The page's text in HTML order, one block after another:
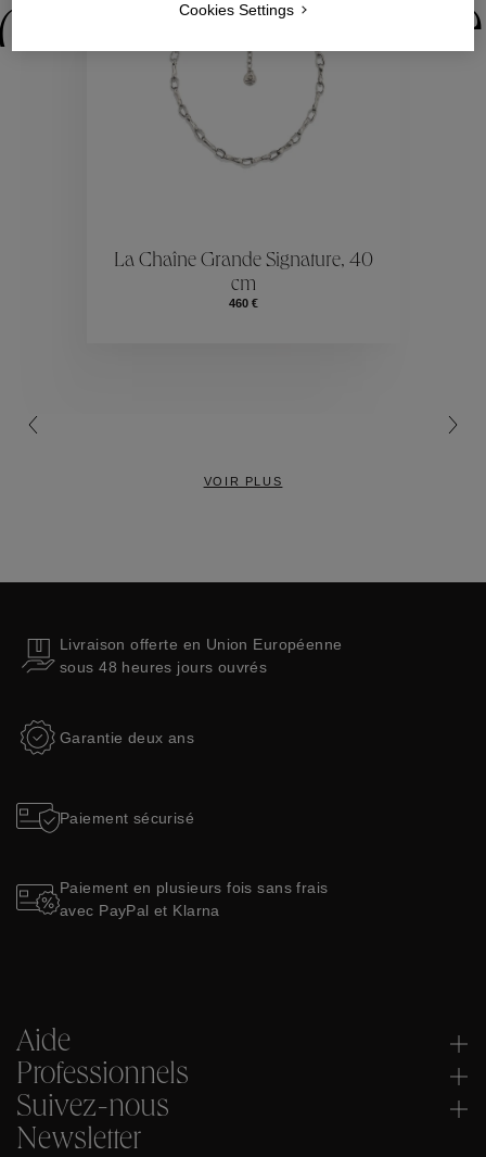
Collections
La Chaîne Grande Signature, 40
cm
460 €
VOIR PLUS
Livraison offerte en Union Européenne
sous 48 heures jours ouvrés
Garantie deux ans
Paiement sécurisé
Paiement en plusieurs fois sans frais
avec PayPal et Klarna
Aide
Professionnels
Suivez-nous
Newsletter
Cookies Settings